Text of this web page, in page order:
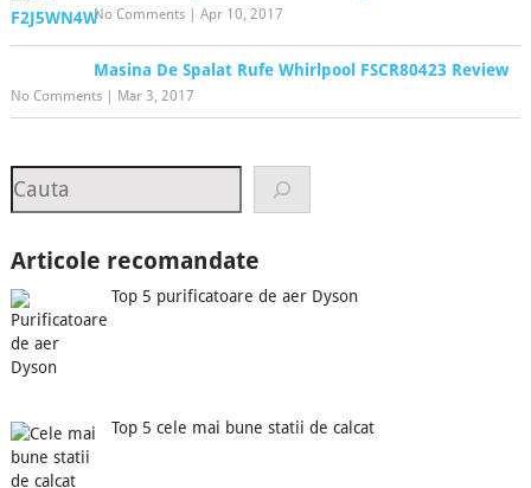
No Comments| Apr 10, 2017
Masina De Spalat Rufe Whirlpool FSCR80423 Review
No Comments| Mar 3, 2017
Search
Articole recomandate
Top 5 purificatoare de aer Dyson
Top 5 cele mai bune statii de calcat